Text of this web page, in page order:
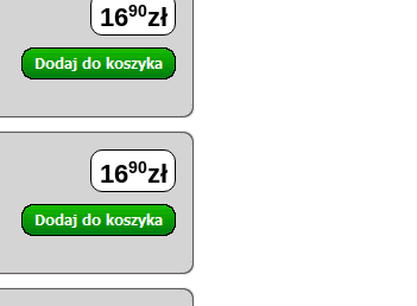
1690zł
1690zł